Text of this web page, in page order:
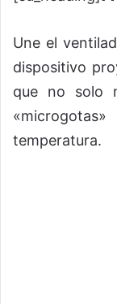
Une el
dispositivo
que no solo
temperatura.